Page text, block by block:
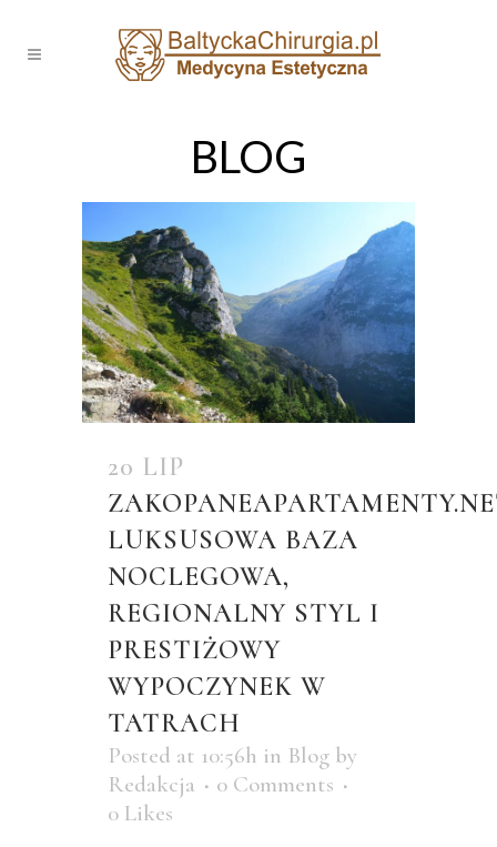
BLOG
20 LIP
LUKSUSOWA BAZA
NOCLEGOWA,
REGIONALNY STYL I
PRESTIŻOWY
WYPOCZYNEK W
TATRACH
Posted at 10:56h in Blog by
Redakcja
0 Comments
0 Likes